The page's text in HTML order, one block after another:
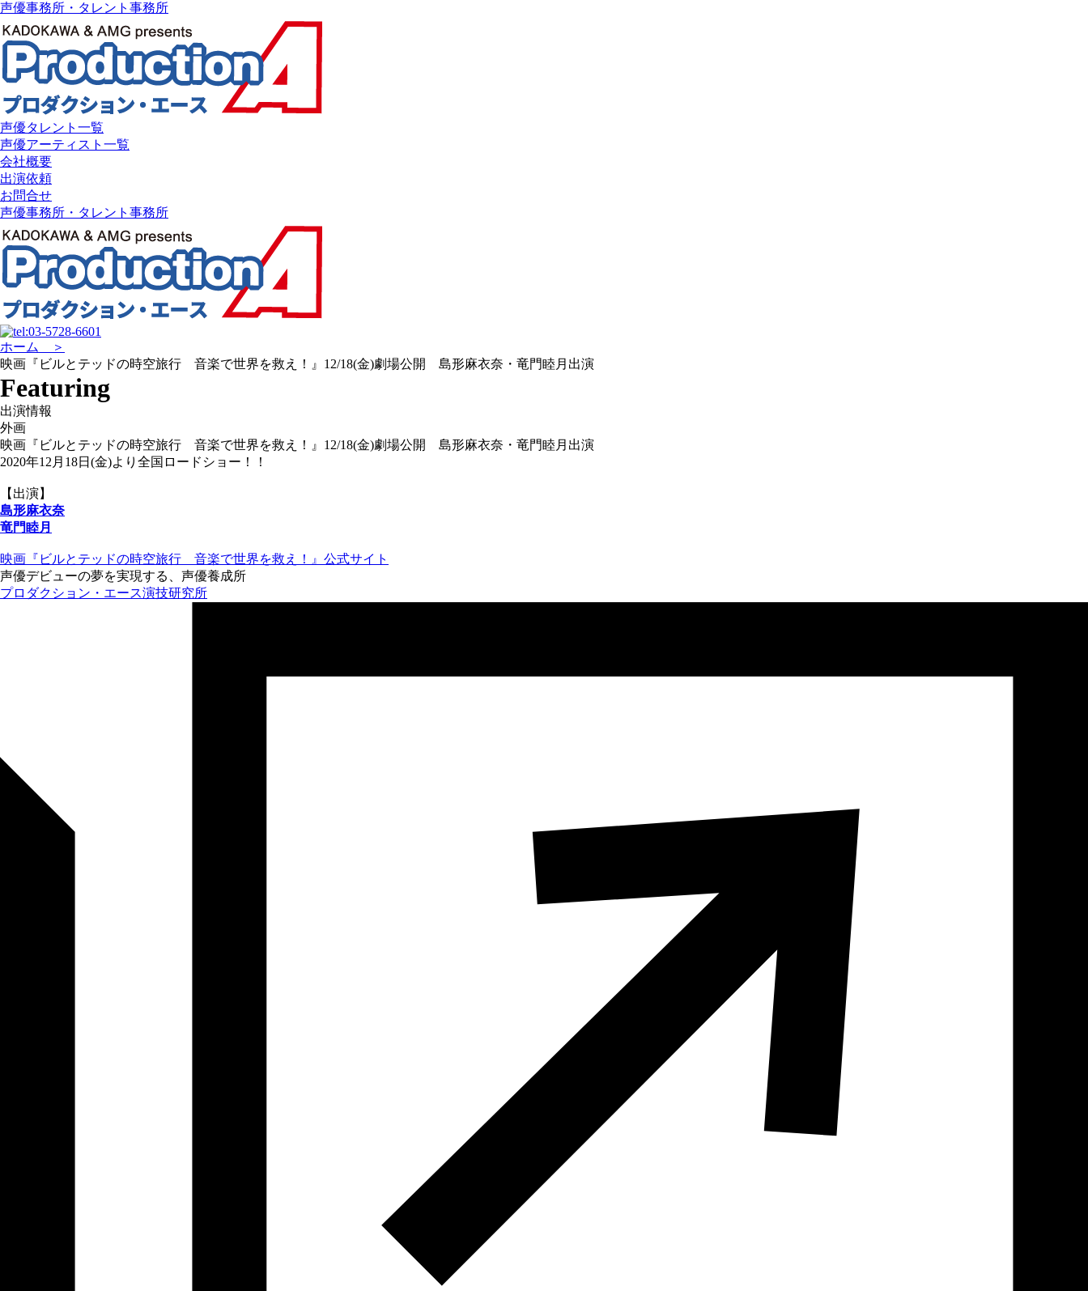
声優事務所・タレント事務所
声優タレント一覧
声優アーティスト一覧
会社概要
出演依頼
お問合せ
声優事務所・タレント事務所
ホーム ＞
映画『ビルとテッドの時空旅行 音楽で世界を救え！』12/18(金)劇場公開 島形麻衣奈・竜門睦月出演
Featuring
出演情報
外画
映画『ビルとテッドの時空旅行 音楽で世界を救え！』12/18(金)劇場公開 島形麻衣奈・竜門睦月出演
2020年12月18日(金)より全国ロードショー！！
【出演】
島形麻衣奈
竜門睦月
映画『ビルとテッドの時空旅行 音楽で世界を救え！』公式サイト
声優デビューの夢を実現する、声優養成所
プロダクション・エース演技研究所